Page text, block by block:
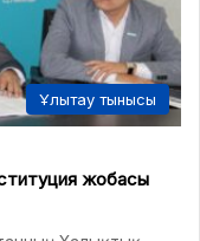
Ұлытау тынысы
жобасы